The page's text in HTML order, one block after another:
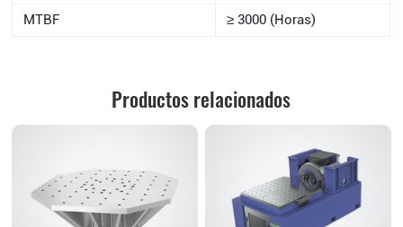
MTBF ≥ 3000 (Horas)
Productos relacionados